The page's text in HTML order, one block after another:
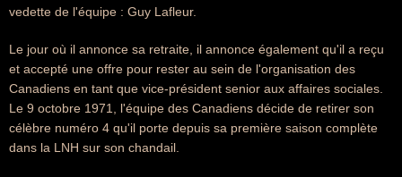
vedette de l'équipe : Guy Lafleur.
Le jour où il annonce sa retraite, il annonce également qu'il a reçu
et accepté une offre pour rester au sein de l'organisation des
Canadiens en tant que vice-président senior aux affaires sociales.
Le 9 octobre 1971, l'équipe des Canadiens décide de retirer son
célèbre numéro 4 qu'il porte depuis sa première saison complète
dans la LNH sur son chandail.